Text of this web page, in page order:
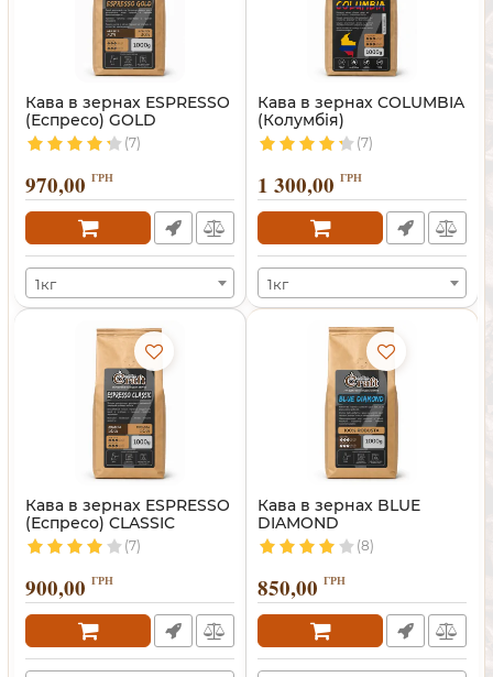
Кава в зернах ESPRESSO
(Еспресо) GOLD
(7)
970,00 ГРН
1кг
Кава в зернах COLUMBIA
(Колумбія)
(7)
1 300,00 ГРН
1кг
Кава в зернах ESPRESSO
(Еспресо) CLASSIC
(7)
900,00 ГРН
Кава в зернах BLUE
DIAMOND
(8)
850,00 ГРН